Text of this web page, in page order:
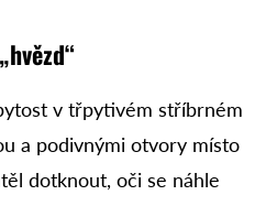
v třpytivém stříbrném
a podivnými otvory místo
dotknout, oči se náhle